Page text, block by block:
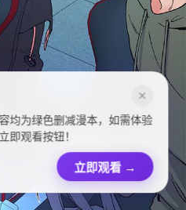
✕
均为绿色删减漫本，如需体验
即观看按钮！
立即观看 →